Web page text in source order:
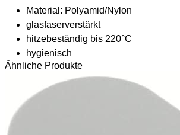
Material: Polyamid/Nylon
glasfaserverstärkt
hitzebeständig bis 220°C
hygienisch
Ähnliche Produkte